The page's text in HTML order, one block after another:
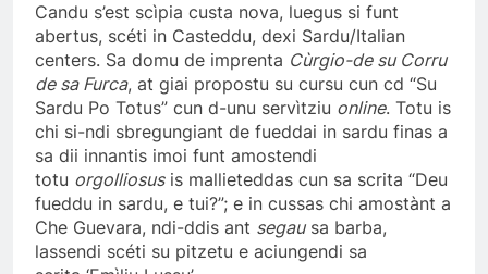
Candu s’est scìpia custa nova, luegus si funt
abertus, scéti in Casteddu, dexi Sardu/Italian
centers. Sa domu de imprenta Cùrgio-de su Corru
de sa Furca, at giai propostu su cursu cun cd “Su
Sardu Po Totus” cun d-unu servìtziu online. Totu is
chi si-ndi sbregungiant de fueddai in sardu finas a
sa dii innantis imoi funt amostendi
totu orgolliosusis mallieteddas cun sa scrita “Deu
fueddu in sardu, e tui?”; e in cussas chi amostànt a
Che Guevara, ndi-ddis ant segausa barba,
lassendi scéti su pitzetu e aciungendi sa